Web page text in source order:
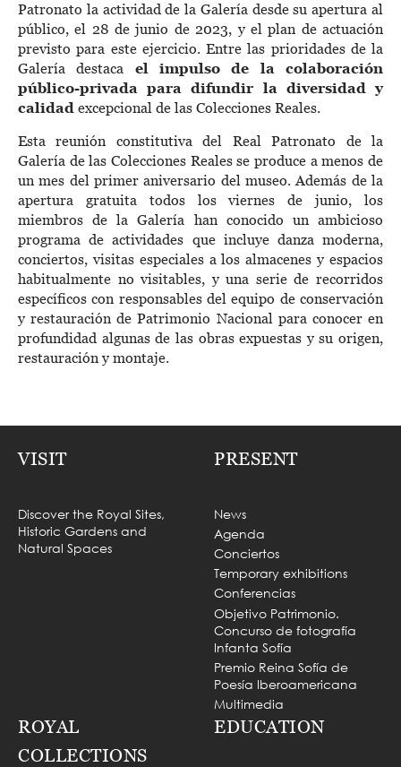
Patronato la actividad de la Galería desde su apertura al
público, el 28 de junio de 2023, y el plan de actuación
previsto para este ejercicio. Entre las prioridades de la
Galería destaca el impulso de la colaboración
público-privada para difundir la diversidad y
calidad excepcional de las Colecciones Reales.
Esta reunión constitutiva del Real Patronato de la
Galería de las Colecciones Reales se produce a menos de
un mes del primer aniversario del museo. Además de la
apertura gratuita todos los viernes de junio, los
miembros de la Galería han conocido un ambicioso
programa de actividades que incluye danza moderna,
conciertos, visitas especiales a los almacenes y espacios
habitualmente no visitables, y una serie de recorridos
específicos con responsables del equipo de conservación
y restauración de Patrimonio Nacional para conocer en
profundidad algunas de las obras expuestas y su origen,
restauración y montaje.
VISIT
Discover the Royal Sites,
Historic Gardens and
Natural Spaces
PRESENT
News
Agenda
Conciertos
Temporary exhibitions
Conferencias
Objetivo Patrimonio.
Concurso de fotografía
Infanta Sofía
Premio Reina Sofía de
Poesía Iberoamericana
Multimedia
ROYAL
COLLECTIONS
EDUCATION